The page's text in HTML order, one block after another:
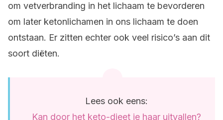
om vetverbranding in het lichaam te bevorderen
om later ketonlichamen in ons lichaam te doen
ontstaan. Er zitten echter ook veel risico’s aan dit
soort diëten.
Lees ook eens:
Kan door het keto-dieet je haar uitvallen?